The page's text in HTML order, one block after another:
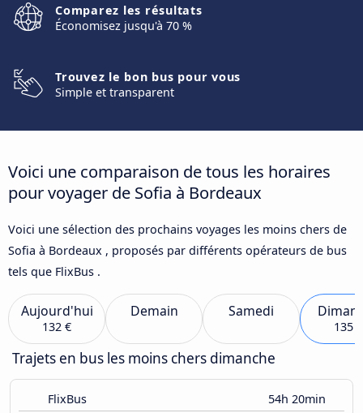
Comparez les résultats
Économisez jusqu'à 70 %
Trouvez le bon bus pour vous
Simple et transparent
Voici une comparaison de tous les horaires
pour voyager de Sofia à Bordeaux
Voici une sélection des prochains voyages les moins chers de
Sofia à Bordeaux , proposés par différents opérateurs de bus
tels que FlixBus .
Aujourd'hui
132 €
Demain Samedi
135 €
Trajets en bus les moins chers dimanche
FlixBus 54h 20min